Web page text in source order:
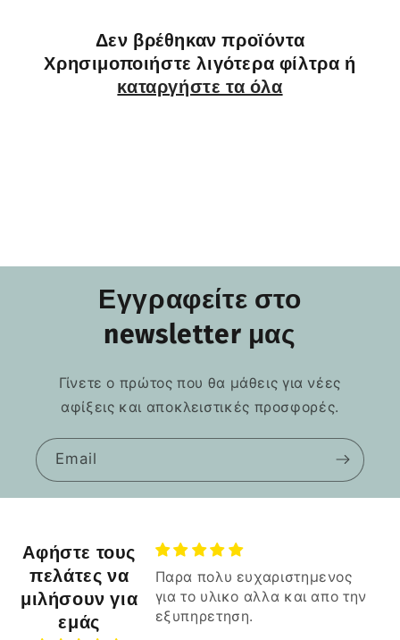
Δεν βρέθηκαν προϊόντα
Χρησιμοποιήστε λιγότερα φίλτρα ή
καταργήστε τα όλα
Εγγραφείτε στο
newsletter μας
Γίνετε ο πρώτος που θα μάθεις για νέες
αφίξεις και αποκλειστικές προσφορές.
Email
Αφήστε τους
πελάτες να
μιλήσουν για
εμάς
Παρα πολυ ευχαριστημενος
για το υλικο αλλα και απο την
εξυπηρετηση.